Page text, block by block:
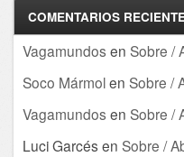
COMENTARIOS
Vagamundos en Sobre /
Soco Mármolen Sobre /
Vagamundos en Sobre /
Luci Garcés en Sobre /